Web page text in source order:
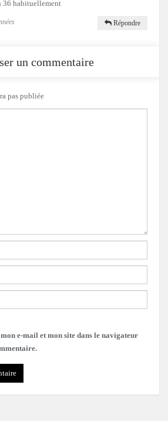
36 habituellement
Répondre
un commentaire
pas publiée
e-mail et mon site dans le navigateur